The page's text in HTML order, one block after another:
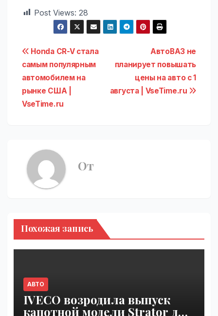
Post Views: 28
Навигация
по
записям
АвтоВАЗ не
планирует повышать
цены на авто с 1
августа | VseTime.ru
Honda CR-V стала
самым популярным
автомобилем на
рынке США |
VseTime.ru
От
Похожая запись
АВТО
IVECO возродила выпуск
капотной модели Strator для